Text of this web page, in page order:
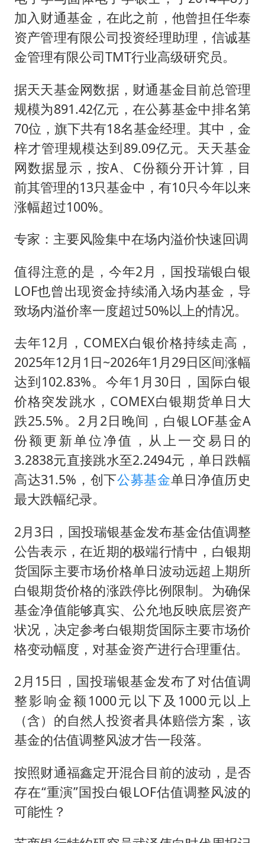
加入财通基金，在此之前，他曾担任华泰
资产管理有限公司投资经理助理，信诚基
金管理有限公司TMT行业高级研究员。
据天天基金网数据，财通基金目前总管理
规模为891.42亿元，在公募基金中排名第
70位，旗下共有18名基金经理。其中，金
梓才管理规模达到89.09亿元。天天基金
网数据显示，按A、C份额分开计算，目
前其管理的13只基金中，有10只今年以来
涨幅超过100%。
专家：主要风险集中在场内溢价快速回调
值得注意的是，今年2月，国投瑞银白银
LOF也曾出现资金持续涌入场内基金，导
致场内溢价率一度超过50%以上的情况。
去年12月，COMEX白银价格持续走高，
2025年12月1日~2026年1月29日区间涨幅
达到102.83%。今年1月30日，国际白银
价格突发跳水，COMEX白银期货单日大
跌25.5%。2月2日晚间，白银LOF基金A
份额更新单位净值，从上一交易日的
3.2838元直接跳水至2.2494元，单日跌幅
高达31.5%，创下公募基金单日净值历史
最大跌幅纪录。
2月3日，国投瑞银基金发布基金估值调整
公告表示，在近期的极端行情中，白银期
货国际主要市场价格单日波动远超上期所
白银期货价格的涨跌停比例限制。为确保
基金净值能够真实、公允地反映底层资产
状况，决定参考白银期货国际主要市场价
格变动幅度，对基金资产进行合理重估。
2月15日，国投瑞银基金发布了对估值调
整影响金额1000元以下及1000元以上
（含）的自然人投资者具体赔偿方案，该
基金的估值调整风波才告一段落。
按照财通福鑫定开混合目前的波动，是否
存在“重演”国投白银LOF估值调整风波的
可能性？